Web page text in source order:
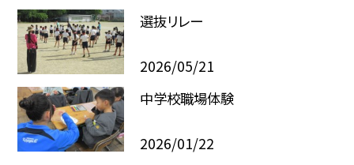
選抜リレー
2026/05/21
中学校職場体験
2026/01/22